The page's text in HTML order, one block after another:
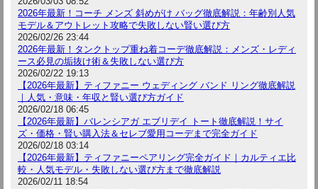
2026年最新！コーチ メンズ 斜めがけ バッグ徹底解説：年齢別人気
モデル＆アウトレット攻略で失敗しない賢い選び方
2026/02/26 23:44
2026年最新！タンクトップ重ね着コーデ徹底解説：メンズ・レディ
ース必見の垢抜け術＆失敗しない選び方
2026/02/22 19:13
【2026年最新】ティファニー ウェディング バンド リング徹底解説
｜人気・意味・年収と賢い選び方ガイド
2026/02/18 06:45
【2026年最新】バレンシアガ エブリデイ トート徹底解説！サイ
ズ・価格・賢い購入法＆セレブ愛用コーデまで完全ガイド
2026/02/18 03:14
【2026年最新】ティファニーペアリング完全ガイド｜カルティエ比
較・人気モデル・失敗しない選び方まで徹底解説
2026/02/11 18:54